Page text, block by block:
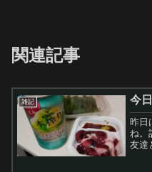
関連記事
雑記 今
昨日
ね。
友達